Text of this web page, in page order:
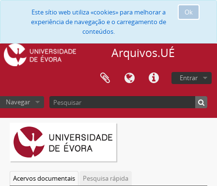
Ok
Este sítio web utiliza «cookies» para melhorar a
experiência de navegação e o carregamento de
conteúdos.
Arquivos.UÉ
Entrar
Navegar
Acervos documentais
Pesquisa rápida